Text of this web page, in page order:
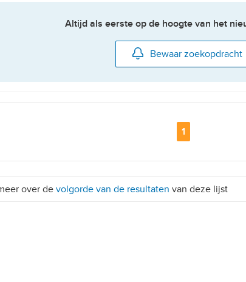
en Hazelberg
Altijd als eerste op de hoogte van het
Bewaar zoekopdracht
Pagina
1
over de volgorde van de resultaten van deze lijst